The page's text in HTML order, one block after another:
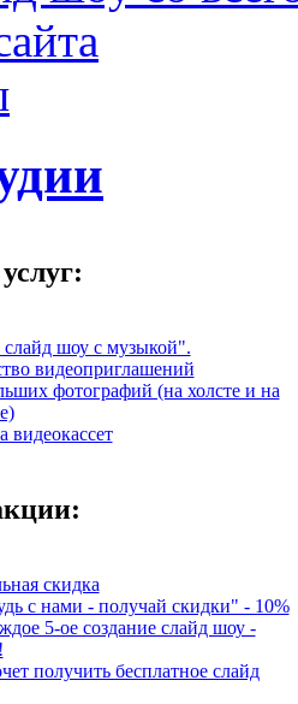
слайд шоу с музыкой".
видеоприглашений
фотографий (на холсте и на
видеокассет
скидка
с нами - получай скидки" - 10%
5-ое создание слайд шоу -
получить бесплатное слайд